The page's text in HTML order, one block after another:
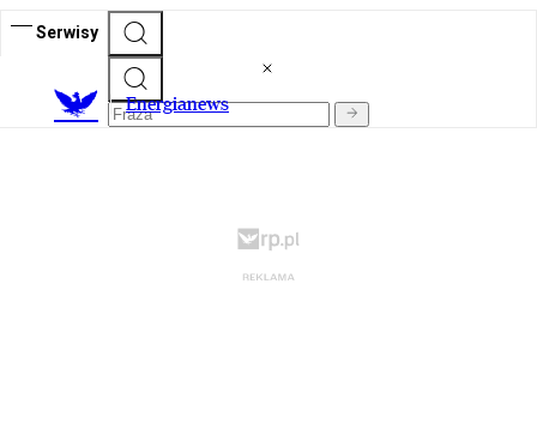
Serwisy
Energianews